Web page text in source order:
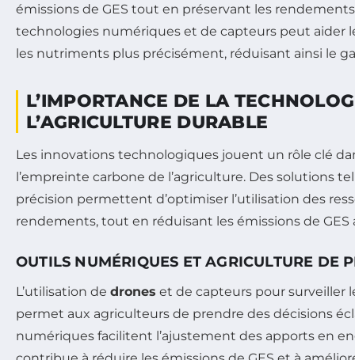
émissions de GES tout en préservant les
technologies numériques et de capteurs peut aider
les nutriments plus précisément, réduisant ainsi le
L’IMPORTANCE DE LA
L’AGRICULTURE DURABLE
Les innovations technologiques jouent un rôle clé
l’empreinte carbone de l’agriculture. Des solutions
précision permettent d’optimiser l’utilisation des
rendements, tout en réduisant les émissions de GES
OUTILS NUMÉRIQUES ET AGRICULTURE DE
L’utilisation de drones et de capteurs pour surveiller
permet aux agriculteurs de prendre des décisions
numériques facilitent l’ajustement des apports en